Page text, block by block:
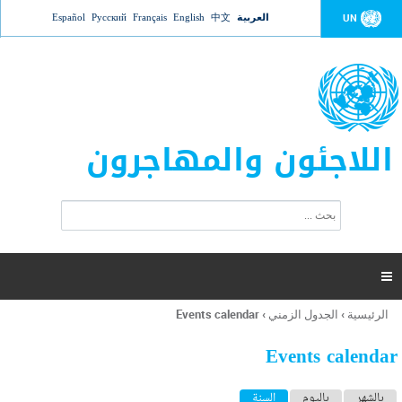
Jump to navigation UN العربية 中文
English
Français
Русский
Español
اللاجئون والمهاجرون
ت
ر
ل
ح
ب

أنت
هنا
الرئيسية › الجدول الزمني ›
Events calendar
Events calendar